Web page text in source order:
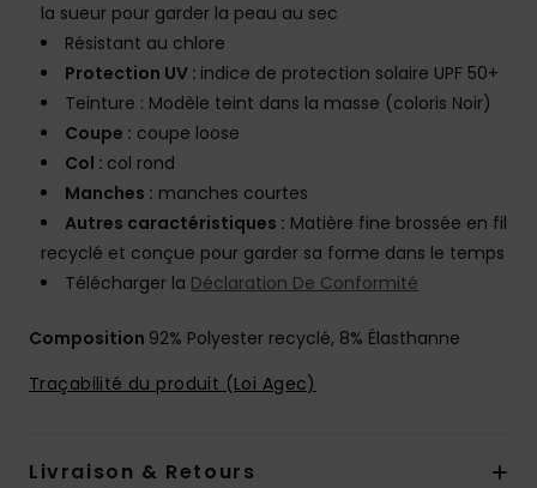
la sueur pour garder la peau au sec
Résistant au chlore
Protection UV : indice de protection solaire UPF 50+
Teinture : Modèle teint dans la masse (coloris Noir)
Coupe : coupe loose
Col : col rond
Manches : manches courtes
Autres caractéristiques : Matière fine brossée en fil
recyclé et conçue pour garder sa forme dans le temps
Télécharger la Déclaration De Conformité
Composition 92% Polyester recyclé, 8% Élasthanne
Traçabilité du produit (Loi Agec)
Livraison & Retours